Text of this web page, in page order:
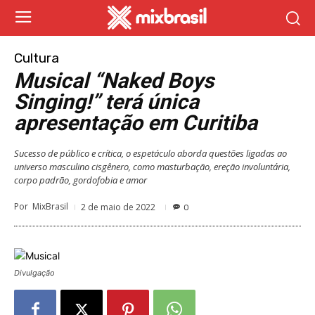
Cultura
Musical “Naked Boys
Singing!” terá única
apresentação em Curitiba
Sucesso de público e crítica, o espetáculo aborda questões ligadas ao
universo masculino cisgênero, como masturbação, ereção involuntária,
corpo padrão, gordofobia e amor
Por MixBrasil 2 de maio de 2022 0
Divulgação